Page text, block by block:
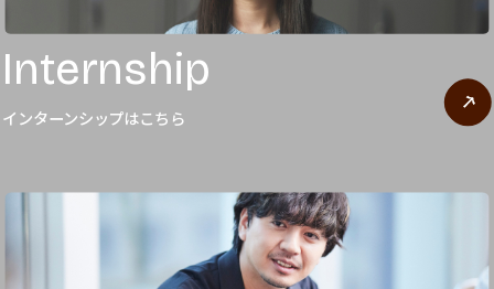
Internship
インターンシップはこちら